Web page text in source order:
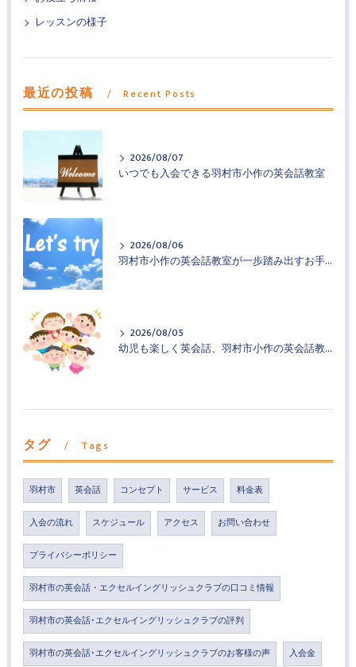
レッスンの様子
最近の投稿 Recent Posts
2026/08/07
いつでも入会できる羽村市小作の英会話教室
2026/08/06
羽村市小作の英会話教室が一歩踏み出すお手伝い
2026/08/05
幼児も楽しく英会話、羽村市小作の英会話教室
タグ Tags
羽村市 英会話 コンセプト サービス 料金表
入会の流れ スケジュール アクセス お問い合わせ
プライバシーポリシー
羽村市の英会話・エクセルイングリッシュクラブの口コミ情報
羽村市の英会話･エクセルイングリッシュクラブの評判
羽村市の英会話･エクセルイングリッシュクラブのお客様の声 入会金